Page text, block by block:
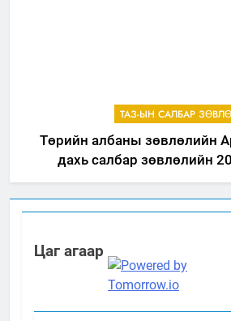
ТАЗ-ЫН САЛБАР
Төрийн албаны зөвлөлийн
дахь салбар зөвлөлийн
ажиллагааны жилийн
Цаг агаар